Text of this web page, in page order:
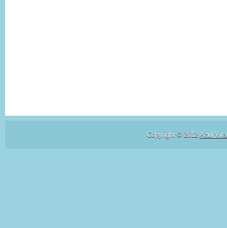
Copyright © 2012 Azul